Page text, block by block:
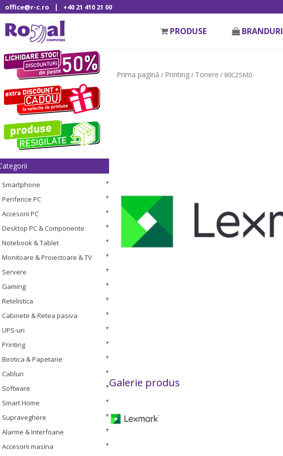
office@r-c.ro | +40 21 410 21 00
PRODUSE BRANDURI
Smartphone
Periferice PC
Accesorii PC
Desktop PC & Componente
Notebook & Tablet
Monitoare & Proiectoare & TV
Servere
Gaming
Retelistica
Cabinete & Retea pasiva
UPS-uri
Printing
Birotica & Papetarie
Cabluri
Software
Smart Home
Supraveghere
Alarme & Interfoane
Accesorii masina
Prima pagină / Printing/ Tonere / 80C2SM0
Galerie produs